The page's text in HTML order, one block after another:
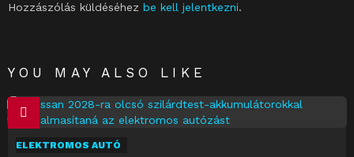
Hozzászólás küldéséhez be kell jelentkezni.
YOU MAY ALSO LIKE
ELEKTROMOS AUTÓ